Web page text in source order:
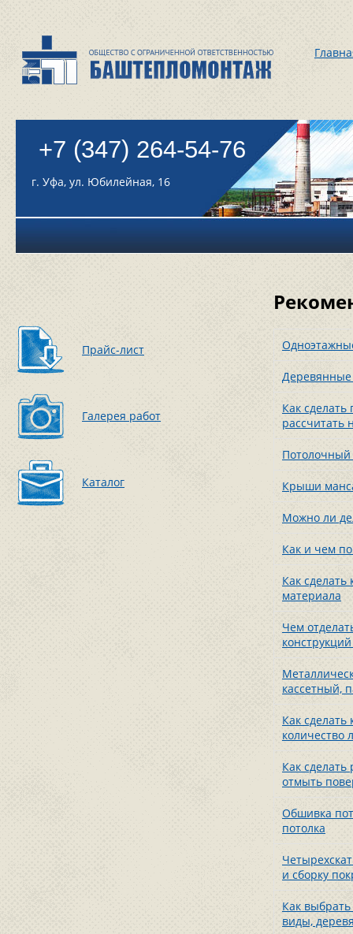
+7 (347) 264-54-76
г. Уфа, ул. Юбилейная, 16
Прайс-лист
Галерея работ
Каталог
Деревянные
Как
рассчитать
Потолочный
Крыши
Можно ли
Как и чем
Как
материала
Чем
кассетный,
Как
количество
Как
отмыть
Обшивка
потолка
и сборку
Как
виды,